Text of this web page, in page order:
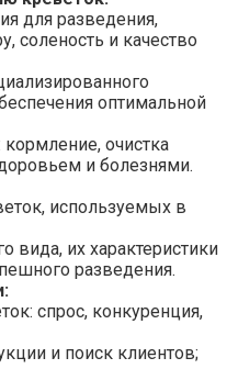
для разведения,
соленость и качество
оптимальной
очистка
и болезнями.
используемых в
вида, их характеристики
разведения.
спрос, конкуренция,
и поиск клиентов;